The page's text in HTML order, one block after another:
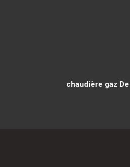
chaudière gaz